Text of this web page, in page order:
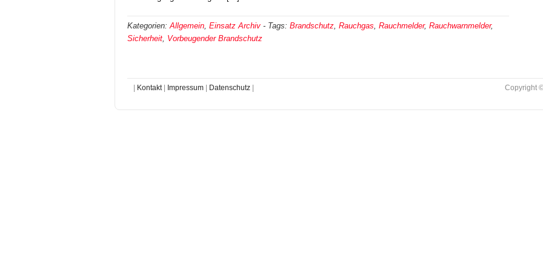
Kategorien:Allgemein, Einsatz Archiv- Tags: Brandschutz, Rauchgas, Rauchmelder, Rauchwarnmelder,
Sicherheit, Vorbeugender Brandschutz
Kontakt| Impressum| Datenschutz| Copyright